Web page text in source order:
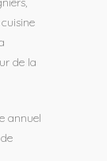
de la
annuel